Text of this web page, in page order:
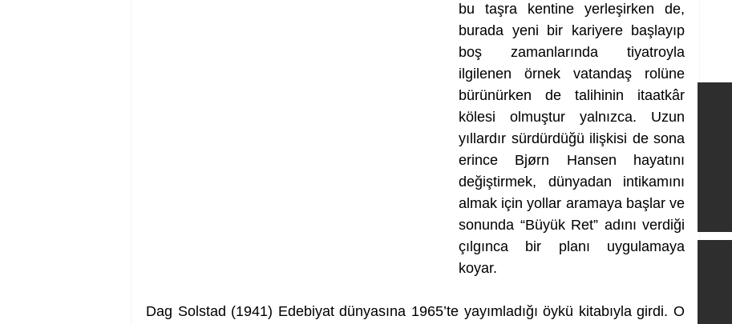
bu taşra kentine yerleşirken de,
burada yeni bir kariyere başlayıp
boş zamanlarında tiyatroyla
ilgilenen örnek vatandaş rolüne
bürünürken de talihinin itaatkâr
kölesi olmuştur yalnızca. Uzun
yıllardır sürdürdüğü ilişkisi de sona
erince Bjørn Hansen hayatını
değiştirmek, dünyadan intikamını
almak için yollar aramaya başlar ve
sonunda “Büyük Ret” adını verdiği
çılgınca bir planı uygulamaya
koyar.
Dag Solstad (1941) Edebiyat dünyasına 1965’te yayımladığı öykü kitabıyla girdi. O